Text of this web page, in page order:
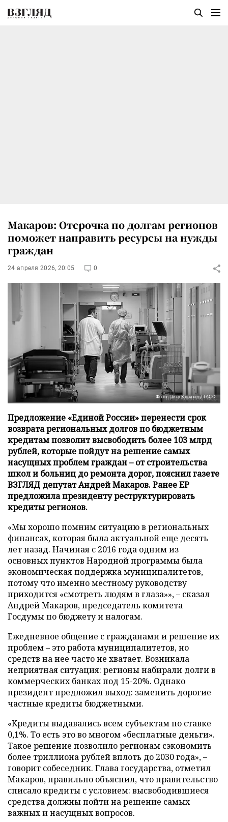
Макаров: Отсрочка по долгам регионов
поможет направить ресурсы на нужды
граждан
24 апреля 2026, 20:05 0
Фото: Петр Ковалев/ТАСС
Предложение «Единой России» перенести срок
возврата региональных долгов по бюджетным
кредитам позволит высвободить более 103 млрд
рублей, которые пойдут на решение самых
насущных проблем граждан – от строительства
школ и больниц до ремонта дорог, пояснил газете
ВЗГЛЯД депутат Андрей Макаров. Ранее ЕР
предложила президенту реструктурировать
кредиты регионов.
«Мы хорошо помним ситуацию в региональных
финансах, которая была актуальной еще десять
лет назад. Начиная с 2016 года одним из
основных пунктов Народной программы была
экономическая поддержка муниципалитетов,
потому что именно местному руководству
приходится «смотреть людям в глаза»», – сказал
Андрей Макаров, председатель комитета
Госдумы по бюджету и налогам.
Ежедневное общение с гражданами и решение их
проблем – это работа муниципалитетов, но
средств на нее часто не хватает. Возникала
неприятная ситуация: регионы набирали долги в
коммерческих банках под 15-20%. Однако
президент предложил выход: заменить дорогие
частные кредиты бюджетными.
«Кредиты выдавались всем субъектам по ставке
0,1%. То есть это во многом «бесплатные деньги».
Такое решение позволило регионам сэкономить
более триллиона рублей вплоть до 2030 года», –
говорит собеседник. Глава государства, отметил
Макаров, правильно объяснил, что правительство
списало кредиты с условием: высвободившиеся
средства должны пойти на решение самых
важных и насущных вопросов.